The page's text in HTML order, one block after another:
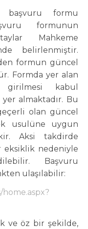
başvuru formu
formunun
Mahkeme
belirlenmiştir.
formun güncel
Formda yer alan
kabul
almaktadır. Bu
olan güncel
usulüne uygun
Aksi takdirde
eksiklik nedeniyle
Başvuru
ulaşılabilir:
ve öz bir şekilde,